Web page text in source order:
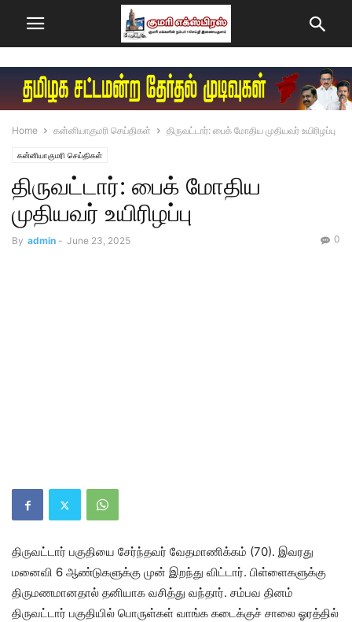
Home கன்னியாகுமரி செய்திகள் திருவட்டார்: பைக் மோதிய முதியவர் உயிரிழப்பு
கன்னியாகுமரி செய்திகள்
திருவட்டார்: பைக் மோதிய
முதியவர் உயிரிழப்பு
By admin - June 23, 2025 0
திருவட்டார் பகுதியை சேர்ந்தவர் வேதமாணிக்கம் (70). இவரது
மனைவி 6 ஆண்டுகளுக்கு முன் இறந்து விட்டார். பிள்ளைகளுக்கு
திருமணமானதால் தனியாக வசித்து வந்தார். சம்பவ தினம்
திருவட்டார் பகுதியில் பொருள்கள் வாங்க கடைக்குச் சாலை ஓரத்தில்